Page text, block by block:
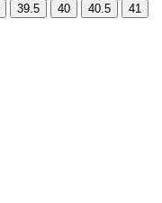
39.5 40 40.5
41